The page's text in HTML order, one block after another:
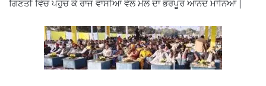
ਗਿਣਤੀ ਵਿੱਚ ਪਹੁੰਚ ਕੇ ਰਾਜ ਵਾਸੀਆਂ ਵੱਲੋਂ ਮੇਲੇ ਦਾ ਭਰਪੂਰ ਆਨੰਦ ਮਾਨਿਆ |